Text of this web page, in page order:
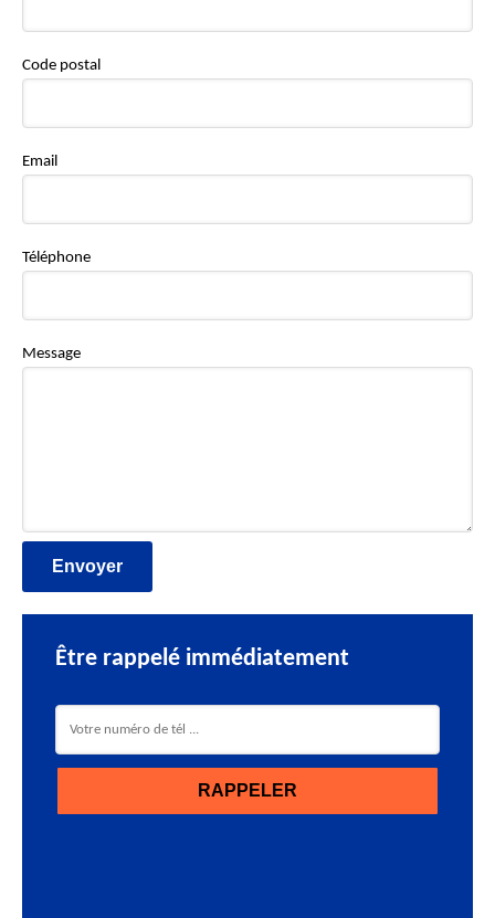
Code postal
Email
Téléphone
Message
Être rappelé immédiatement